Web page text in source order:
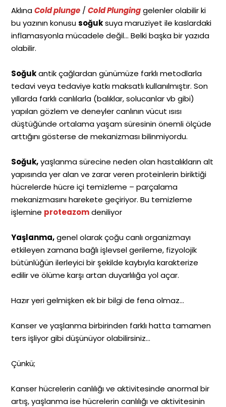
AklınaCold plunge /Cold Plunginggelenler olabilir ki
bu yazının konususoğuksuya maruziyet ile kaslardaki
inflamasyonla mücadele değil… Belki başka bir yazıda
olabilir.
Soğukantik çağlardan günümüze farklı metodlarla
tedavi veya tedaviye katkı maksatlı kullanılmıştır. Son
yıllarda farklı canlılarla (balıklar, solucanlar vb gibi)
yapılan gözlem ve deneyler canlının vücut ısısı
düştüğünde ortalama yaşam süresinin önemli ölçüde
arttığını gösterse de mekanizması bilinmiyordu.
Soğuk,yaşlanma sürecine neden olan hastalıkların alt
yapısında yer alan ve zarar veren proteinlerin biriktiği
hücrelerde hücre içi temizleme – parçalama
mekanizmasını harekete geçiriyor. Bu temizleme
işlemine proteazomdeniliyor
Yaşlanma,genel olarak çoğu canlı organizmayı
etkileyen zamana bağlı işlevsel gerileme, fizyolojik
bütünlüğün ilerleyici bir şekilde kaybıyla karakterize
edilir ve ölüme karşı artan duyarlılığa yol açar.
Hazır yeri gelmişken ek bir bilgi de fena olmaz…
Kanser ve yaşlanma birbirinden farklı hatta tamamen
ters işliyor gibi düşünüyor olabilirsiniz…
Çünkü;
Kanser hücrelerin canlılığı ve aktivitesinde anormal bir
artış, yaşlanma ise hücrelerin canlılığı ve aktivitesinin